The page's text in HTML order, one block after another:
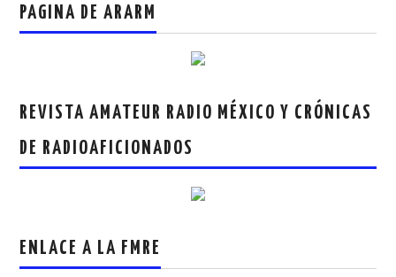
PAGINA DE ARARM
REVISTA AMATEUR RADIO MÉXICO Y CRÓNICAS
DE RADIOAFICIONADOS
ENLACE A LA FMRE